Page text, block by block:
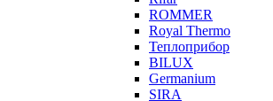
ROMMER
Royal Thermo
Теплоприбор
BILUX
Germanium
SIRA